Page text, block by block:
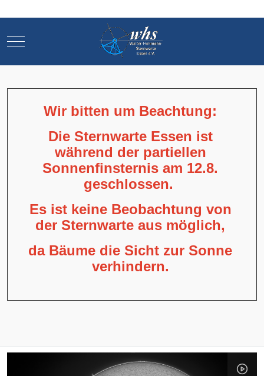
Mobile Menu Toggle
Wir bitten um Beachtung:
Die Sternwarte Essen ist
während der partiellen
Sonnenfinsternis am 12.8.
geschlossen.
Es ist keine Beobachtung von
der Sternwarte aus möglich,
da Bäume die Sicht zur Sonne
verhindern.